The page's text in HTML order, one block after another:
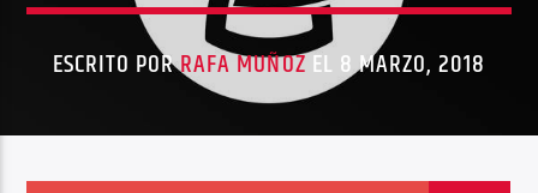
ESCRITO PORRAFA MUÑOZEL 8 MARZO, 2018